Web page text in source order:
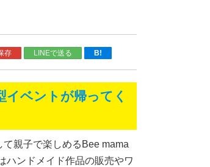
存 LINEで送る B!
イベントが帰ってく
親子で楽しめるBee mama
ハンドメイド作品の販売やワ